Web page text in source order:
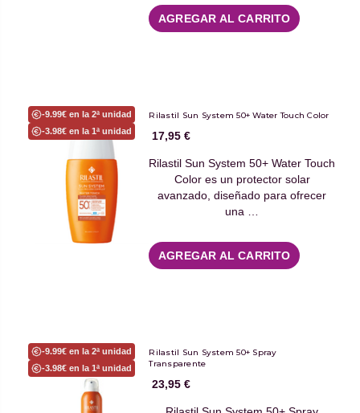
AGREGAR AL CARRITO
-9.99€ en la 2ª unidad
-3.98€ en la 1ª unidad
Rilastil Sun System 50+ Water Touch Color
17,95 €
Rilastil Sun System 50+ Water Touch
Color es un protector solar
avanzado, diseñado para ofrecer
una …
AGREGAR AL CARRITO
-9.99€ en la 2ª unidad
-3.98€ en la 1ª unidad
Rilastil Sun System 50+ Spray
Transparente
23,95 €